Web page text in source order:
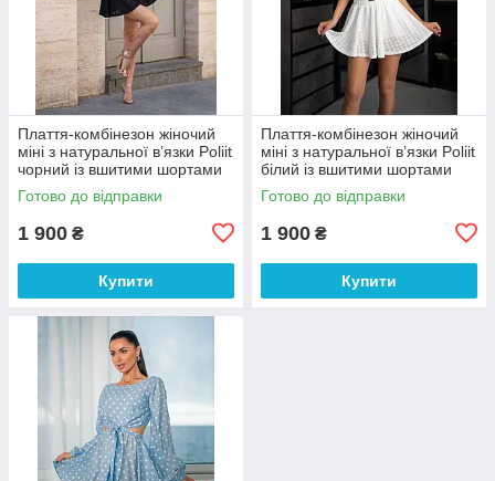
Плаття-комбінезон жіночий
міні з натуральної в’язки Poliit
чорний із вшитими шортами
36,38 розміри
Готово до відправки
1 900 ₴
Купити
Плаття-комбінезон жіночий
міні з натуральної в’язки Poliit
білий із вшитими шортами
36,38 розміри
Готово до відправки
1 900 ₴
Купити